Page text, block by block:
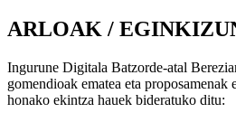
ARLOAK /
Ingurune Digitala Batzorde-atal
gomendioak ematea eta proposamenak
honako ekintza hauek bideratuko ditu: